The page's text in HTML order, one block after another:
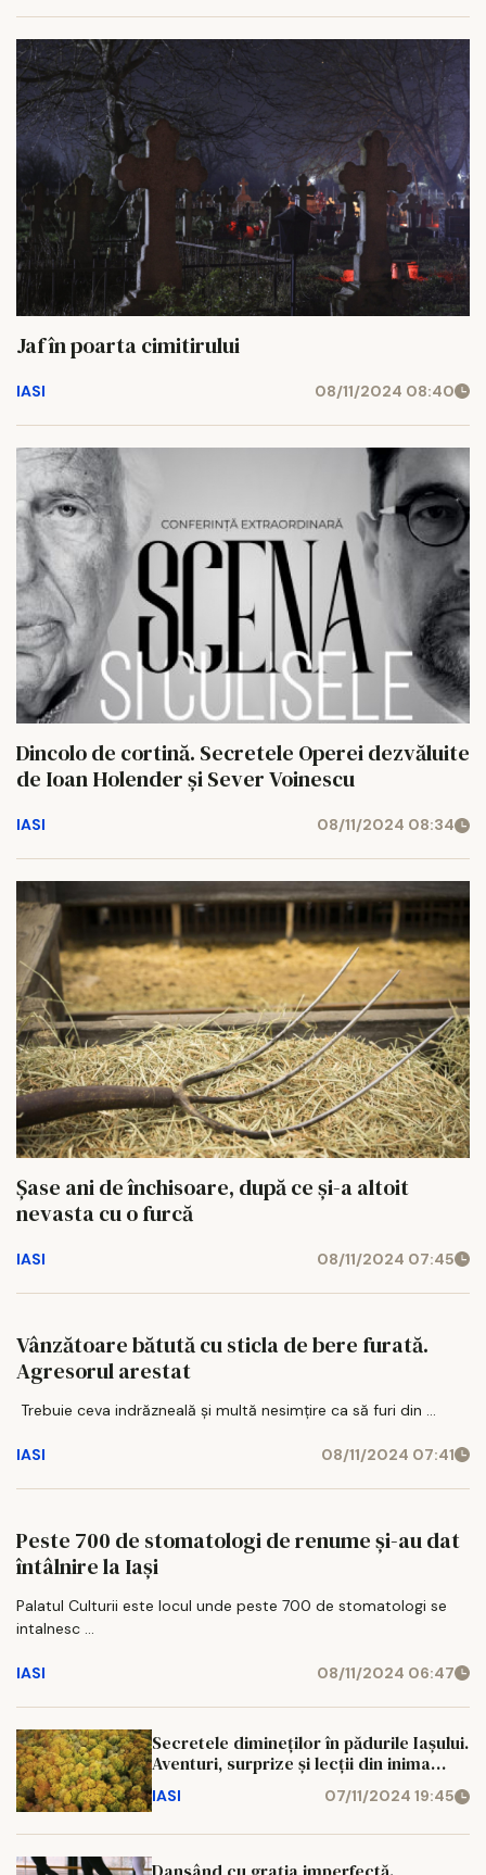
Jaf în poarta cimitirului
IASI 08/11/2024 08:40
Dincolo de cortină. Secretele Operei dezvăluite
de Ioan Holender și Sever Voinescu
IASI 08/11/2024 08:34
Şase ani de închisoare, după ce şi-a altoit
nevasta cu o furcă
IASI 08/11/2024 07:45
Vânzătoare bătută cu sticla de bere furată.
Agresorul arestat
Trebuie ceva indrăzneală şi multă nesimţire ca să furi din ...
IASI 08/11/2024 07:41
Peste 700 de stomatologi de renume și-au dat
întâlnire la Iași
Palatul Culturii este locul unde peste 700 de stomatologi se
intalnesc ...
IASI 08/11/2024 06:47
Secretele dimineților în pădurile Iașului.
Aventuri, surprize și lecții din inima
naturii
IASI 07/11/2024 19:45
Dansând cu grația imperfectă.